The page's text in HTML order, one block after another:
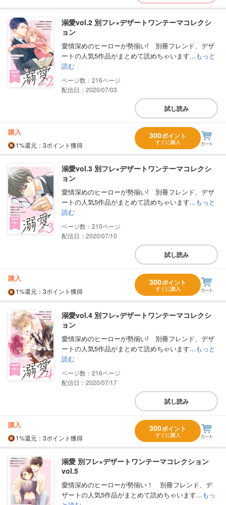
溺愛vol.2 別フレ×デザートワンテーマコレクシ
ョン
愛情深めのヒーローが勢揃い! 別冊フレンド、デザ
ートの人気5作品がまとめて読めちゃいます...もっと
読む
216
配信日：2020/07/03
試し読み
購入
1%還元 ：3ポイント獲得
300ポイント
すぐに購入
溺愛vol.3 別フレ×デザートワンテーマコレクシ
ョン
愛情深めのヒーローが勢揃い! 別冊フレンド、デザ
ートの人気5作品がまとめて読めちゃいます...もっと
読む
210
配信日：2020/07/10
試し読み
購入
1%還元 ：3ポイント獲得
300ポイント
すぐに購入
溺愛vol.4 別フレ×デザートワンテーマコレクシ
ョン
愛情深めのヒーローが勢揃い! 別冊フレンド、デザ
ートの人気5作品がまとめて読めちゃいます...もっと
読む
216
配信日：2020/07/17
試し読み
購入
1%還元 ：3ポイント獲得
300ポイント
すぐに購入
溺愛 別フレ×デザートワンテーマコレクション
vol.5
愛情深めのヒーローが勢揃い！ 別冊フレンド、デ
ザートの人気5作品がまとめて読めちゃいます...もっ